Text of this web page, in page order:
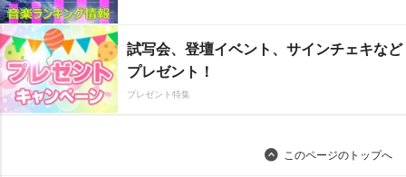
試写会、登壇イベント、サインチェキなど
プレゼント！
プレゼント特集
このページのトップへ